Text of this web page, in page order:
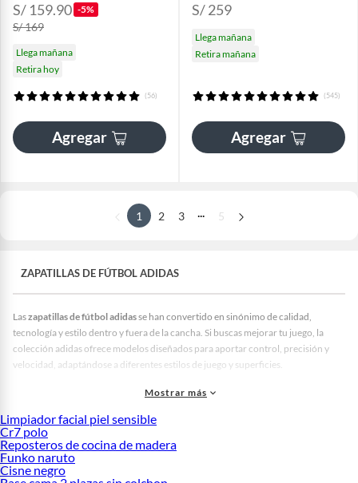
S/ 159.90 -5%
S/ 169
Llega mañana
Retira hoy
(56)
Agregar
S/ 259
Llega mañana
Retira mañana
(545)
Agregar
1 2 3 5
ZAPATILLAS DE FÚTBOL ADIDAS
Laszapatillas de fútbol adidasse han convertido en sinónimo de calidad,
tecnología y estilo dentro y fuera de la cancha. Si buscas mejorar tu juego, la
colección adidas ofrece modelos diseñados para aportar control, precisión y
velocidad, adaptándose a diferentes estilos de juego y superficies.
Zapatillas de Fútbol Adidas en Oferta
jugadores peruanos, ya sea para entrenar, competir o disfrutar un partido de fin
de semana. La marca combina tecnología, durabilidad y diseño en cada modelo.
Elegir bien tu calzado marca la diferencia en cancha, y adidas tiene una opción
para cada tipo de jugador.
Mostrar más
Limpiador facial piel sensible
Cr7 polo
Reposteros de cocina de madera
Funko naruto
Cisne negro